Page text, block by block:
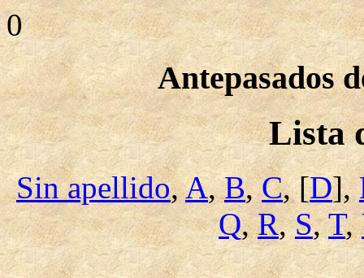
0
Antepasados
Lista
Sin apellido,A,B,C, [D],
Q,R,S,T,